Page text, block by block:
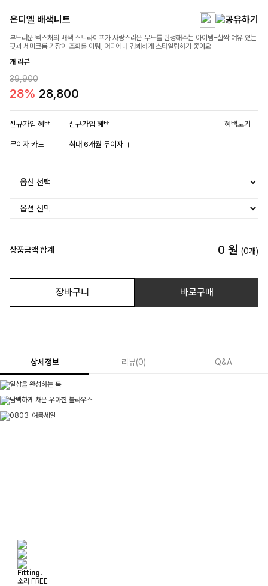
온디엘 배색니트
부드러운 텍스처의 배색 스트라이프가 사랑스러운 무드를 완성해주는 아이템-살짝 여유 있는
핏과 세미크롭 기장이 조화를 이뤄, 어디에나 경쾌하게 스타일링하기 좋아요
개 리뷰
39,900
28% 28,800
신규가입 혜택 신규가입 혜택 혜택보기
무이자 카드 최대 6개월 무이자
상품금액 합계 0 원 (0개)
장바구니 바로구매
상세정보 리뷰(0) Q&A
Fitting.
소라 FREE